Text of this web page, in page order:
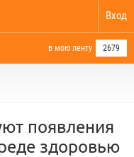
Вход
в мою ленту 2679
появления
здоровью